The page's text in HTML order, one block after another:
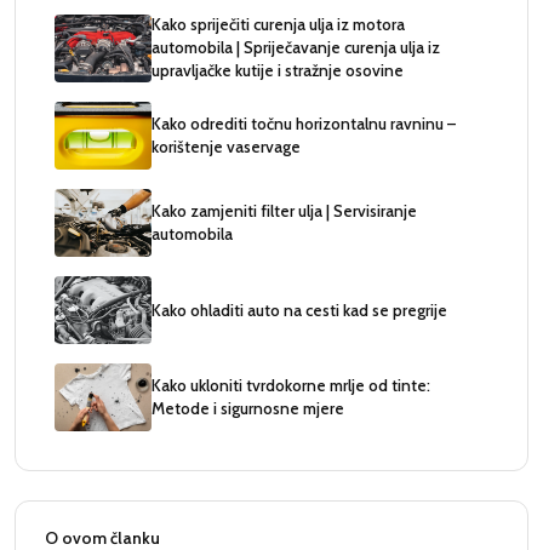
Kako spriječiti curenja ulja iz motora
automobila | Spriječavanje curenja ulja iz
upravljačke kutije i stražnje osovine
Kako odrediti točnu horizontalnu ravninu –
korištenje vaservage
Kako zamjeniti filter ulja | Servisiranje
automobila
Kako ohladiti auto na cesti kad se pregrije
Kako ukloniti tvrdokorne mrlje od tinte:
Metode i sigurnosne mjere
O ovom članku